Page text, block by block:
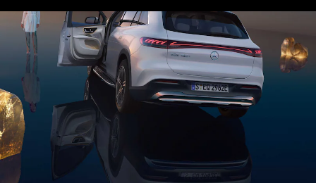
Coupé
Mercedes-
AMG GT
4-Dörrars
Elektrisk
Konfigurator
Mercedes-
Benz Online
Cabriolet / Roadster